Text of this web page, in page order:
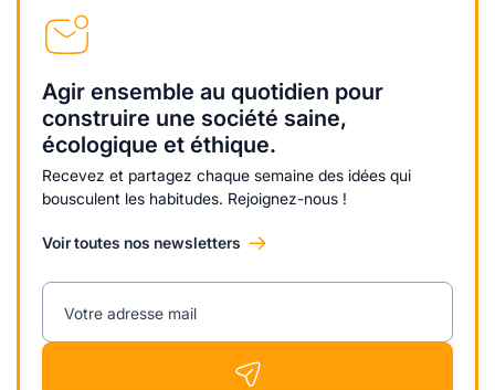
Agir ensemble au quotidien pour
construire une société saine,
écologique et éthique.
Recevez et partagez chaque semaine des idées qui
bousculent les habitudes. Rejoignez-nous !
Voir toutes nos newsletters
Votre adresse mail